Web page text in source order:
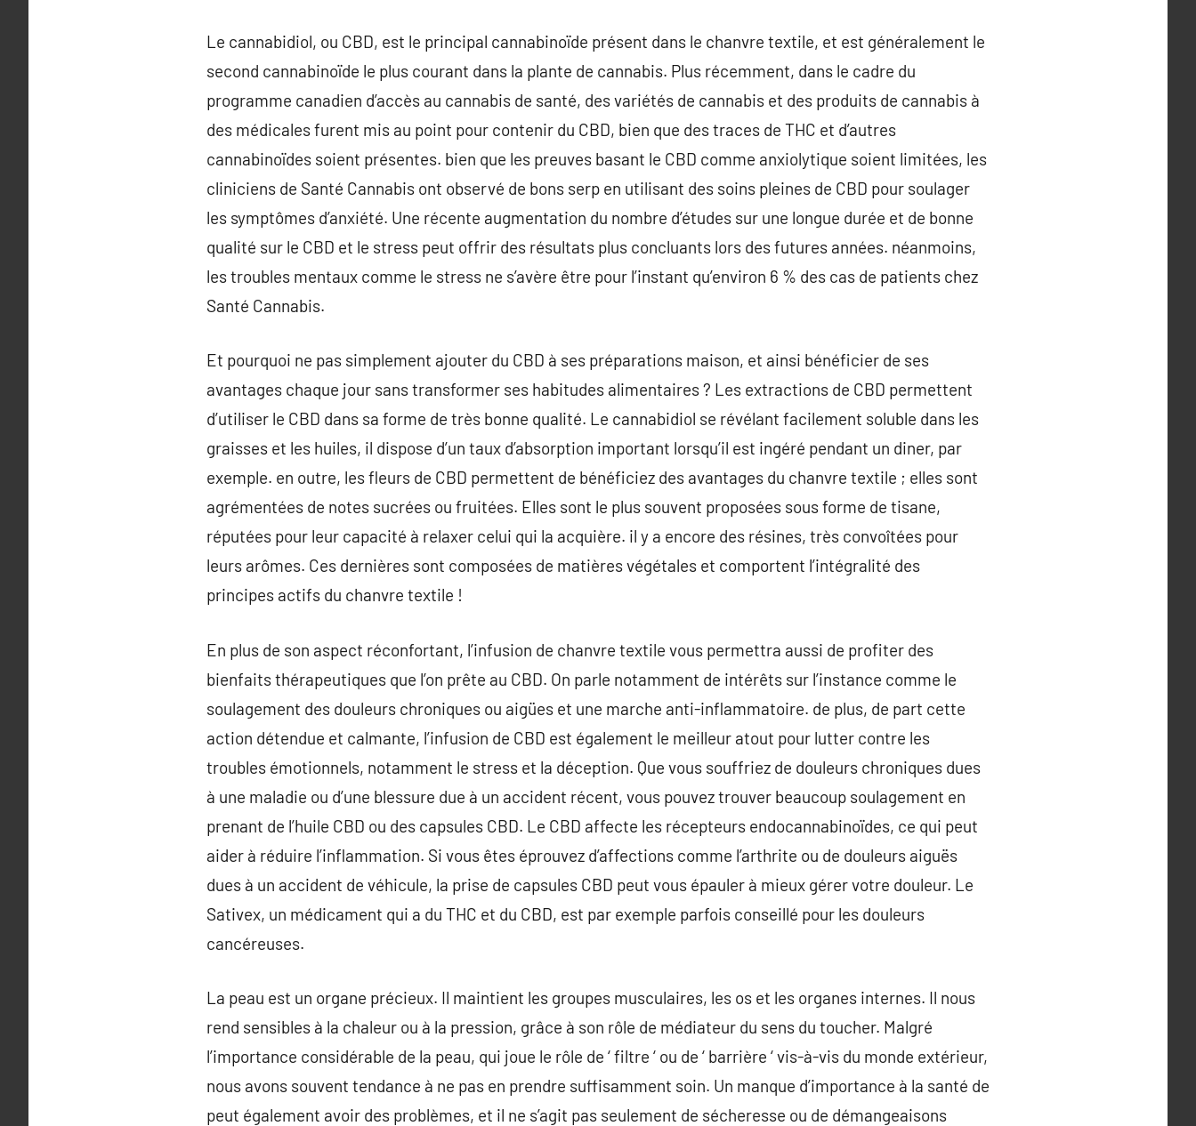
Le cannabidiol, ou CBD, est le principal cannabinoïde présent dans le chanvre textile, et est généralement le
second cannabinoïde le plus courant dans la plante de cannabis. Plus récemment, dans le cadre du
programme canadien d’accès au cannabis de santé, des variétés de cannabis et des produits de cannabis à
des médicales furent mis au point pour contenir du CBD, bien que des traces de THC et d’autres
cannabinoïdes soient présentes. bien que les preuves basant le CBD comme anxiolytique soient limitées, les
cliniciens de Santé Cannabis ont observé de bons serp en utilisant des soins pleines de CBD pour soulager
les symptômes d’anxiété. Une récente augmentation du nombre d’études sur une longue durée et de bonne
qualité sur le CBD et le stress peut offrir des résultats plus concluants lors des futures années. néanmoins,
les troubles mentaux comme le stress ne s’avère être pour l’instant qu’environ 6 % des cas de patients chez
Santé Cannabis.
Et pourquoi ne pas simplement ajouter du CBD à ses préparations maison, et ainsi bénéficier de ses
avantages chaque jour sans transformer ses habitudes alimentaires ? Les extractions de CBD permettent
d’utiliser le CBD dans sa forme de très bonne qualité. Le cannabidiol se révélant facilement soluble dans les
graisses et les huiles, il dispose d’un taux d’absorption important lorsqu’il est ingéré pendant un diner, par
exemple. en outre, les fleurs de CBD permettent de bénéficiez des avantages du chanvre textile ; elles sont
agrémentées de notes sucrées ou fruitées. Elles sont le plus souvent proposées sous forme de tisane,
réputées pour leur capacité à relaxer celui qui la acquière. il y a encore des résines, très convoîtées pour
leurs arômes. Ces dernières sont composées de matières végétales et comportent l’intégralité des
principes actifs du chanvre textile !
En plus de son aspect réconfortant, l’infusion de chanvre textile vous permettra aussi de profiter des
bienfaits thérapeutiques que l’on prête au CBD. On parle notamment de intérêts sur l’instance comme le
soulagement des douleurs chroniques ou aigües et une marche anti-inflammatoire. de plus, de part cette
action détendue et calmante, l’infusion de CBD est également le meilleur atout pour lutter contre les
troubles émotionnels, notamment le stress et la déception. Que vous souffriez de douleurs chroniques dues
à une maladie ou d’une blessure due à un accident récent, vous pouvez trouver beaucoup soulagement en
prenant de l’huile CBD ou des capsules CBD. Le CBD affecte les récepteurs endocannabinoïdes, ce qui peut
aider à réduire l’inflammation. Si vous êtes éprouvez d’affections comme l’arthrite ou de douleurs aiguës
dues à un accident de véhicule, la prise de capsules CBD peut vous épauler à mieux gérer votre douleur. Le
Sativex, un médicament qui a du THC et du CBD, est par exemple parfois conseillé pour les douleurs
cancéreuses.
La peau est un organe précieux. Il maintient les groupes musculaires, les os et les organes internes. Il nous
rend sensibles à la chaleur ou à la pression, grâce à son rôle de médiateur du sens du toucher. Malgré
l’importance considérable de la peau, qui joue le rôle de ‘ filtre ‘ ou de ‘ barrière ‘ vis-à-vis du monde extérieur,
nous avons souvent tendance à ne pas en prendre suffisamment soin. Un manque d’importance à la santé de
peut également avoir des problèmes, et il ne s’agit pas seulement de sécheresse ou de démangeaisons